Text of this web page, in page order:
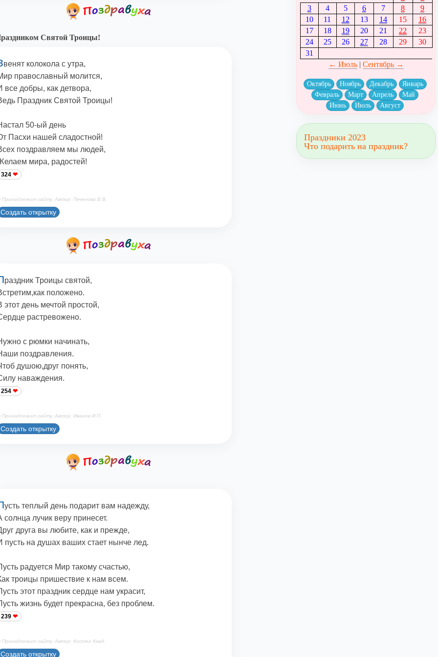
Святой Троицы!
венят колокола с утра,
православный молится,
все добры, как детвора,
Праздник Святой Троицы!
50-ый день
Пасхи нашей сладостной!
поздравляем мы людей,
мира, радостей!
324
Принадлежит сайту. Автор: Печенова В.В.
Создать открытку
раздник Троицы святой,
положено.
этот день мечтой простой,
растревожено.
с рюмки начинать,
поздравления.
душою,друг понять,
наваждения.
254
Принадлежит сайту. Автор: Иванов И.П.
Создать открытку
усть теплый день подарит вам надежду,
солнца лучик веру принесет.
друга вы любите, как и прежде,
пусть на душах ваших стает нынче лед.
радуется Мир такому счастью,
троицы пришествие к нам всем.
этот праздник сердце нам украсит,
жизнь будет прекрасна, без проблем.
239
Принадлежит сайту. Автор: Костен КавА
Создать открытку
3
4 5 6 7 8
9
10
11 12 13 14 15
16
17
18 19 20 21 22
23
24
25 26 27 28 29
30
31
← Июль| Сентябрь →
Октябрь Ноябрь Декабрь
Январь
Февраль
Март Апрель
Май
Июнь
Июль Август
Праздники 2023
Что подарить на праздник?